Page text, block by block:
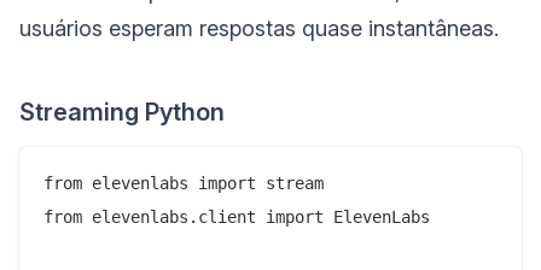
usuários esperam respostas quase instantâneas.
Streaming Python
from elevenlabs import stream
from elevenlabs.client import ElevenLabs